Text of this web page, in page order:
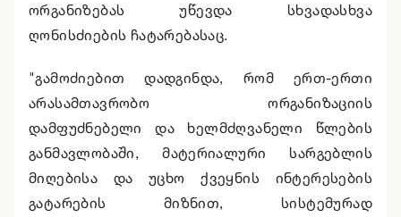
ორგანიზებას უწევდა სხვადასხვა
ღონისძიების ჩატარებასაც.
"გამოძიებით დადგინდა, რომ ერთ-ერთი
არასამთავრობო ორგანიზაციის
დამფუძნებელი და ხელმძღვანელი წლების
განმავლობაში, მატერიალური სარგებლის
მიღებისა და უცხო ქვეყნის ინტერესების
გატარების მიზნით, სისტემურად